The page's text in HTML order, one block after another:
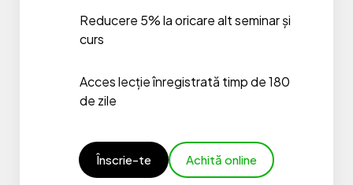
Reducere 5% la oricare alt seminar și
curs
Acces lecție înregistrată timp de 180
de zile
Înscrie-te Achită online